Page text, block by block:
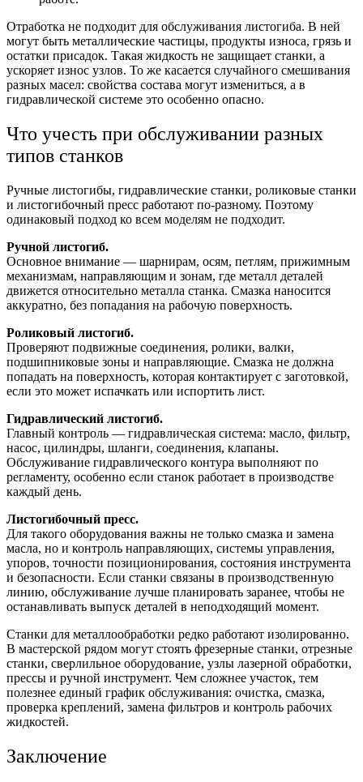
Отработка не подходит для обслуживания листогиба. В ней
могут быть металлические частицы, продукты износа, грязь и
остатки присадок. Такая жидкость не защищает станки, а
ускоряет износ узлов. То же касается случайного смешивания
разных масел: свойства состава могут измениться, а в
гидравлической системе это особенно опасно.
Что учесть при обслуживании разных
типов станков
Ручные листогибы, гидравлические станки, роликовые станки
и листогибочный пресс работают по-разному. Поэтому
одинаковый подход ко всем моделям не подходит.
Ручной листогиб.
Основное внимание — шарнирам, осям, петлям, прижимным
механизмам, направляющим и зонам, где металл деталей
движется относительно металла станка. Смазка наносится
аккуратно, без попадания на рабочую поверхность.
Роликовый листогиб.
Проверяют подвижные соединения, ролики, валки,
подшипниковые зоны и направляющие. Смазка не должна
попадать на поверхность, которая контактирует с заготовкой,
если это может испачкать или испортить лист.
Гидравлический листогиб.
Главный контроль — гидравлическая система: масло, фильтр,
насос, цилиндры, шланги, соединения, клапаны.
Обслуживание гидравлического контура выполняют по
регламенту, особенно если станок работает в производстве
каждый день.
Листогибочный пресс.
Для такого оборудования важны не только смазка и замена
масла, но и контроль направляющих, системы управления,
упоров, точности позиционирования, состояния инструмента
и безопасности. Если станки связаны в производственную
линию, обслуживание лучше планировать заранее, чтобы не
останавливать выпуск деталей в неподходящий момент.
Станки для металлообработки редко работают изолированно.
В мастерской рядом могут стоять фрезерные станки, отрезные
станки, сверлильное оборудование, узлы лазерной обработки,
прессы и ручной инструмент. Чем сложнее участок, тем
полезнее единый график обслуживания: очистка, смазка,
проверка креплений, замена фильтров и контроль рабочих
жидкостей.
Заключение